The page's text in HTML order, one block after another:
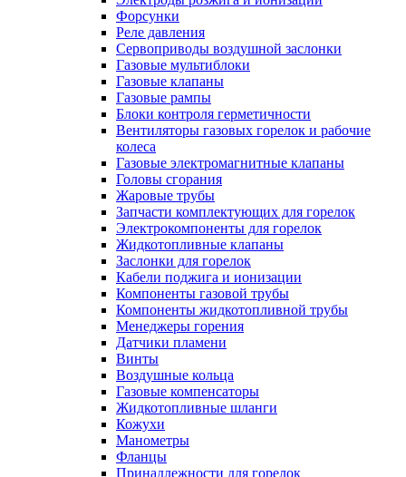
Форсунки
Реле давления
Сервоприводы воздушной заслонки
Газовые мультиблоки
Газовые клапаны
Газовые рампы
Блоки контроля герметичности
Вентиляторы газовых горелок и рабочие
колеса
Газовые электромагнитные клапаны
Головы сгорания
Жаровые трубы
Запчасти комплектующих для горелок
Электрокомпоненты для горелок
Жидкотопливные клапаны
Заслонки для горелок
Кабели поджига и ионизации
Компоненты газовой трубы
Компоненты жидкотопливной трубы
Менеджеры горения
Датчики пламени
Винты
Воздушные кольца
Газовые компенсаторы
Жидкотопливные шланги
Кожухи
Манометры
Фланцы
Принадлежности для горелок